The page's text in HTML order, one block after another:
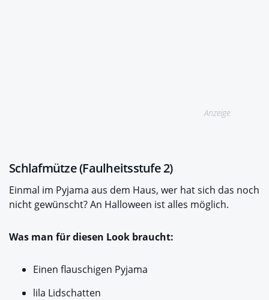
Anzeige
Schlafmütze (Faulheitsstufe 2)
Einmal im Pyjama aus dem Haus, wer hat sich das noch
nicht gewünscht? An Halloween ist alles möglich.
Was man für diesen Look braucht:
Einen flauschigen Pyjama
lila Lidschatten